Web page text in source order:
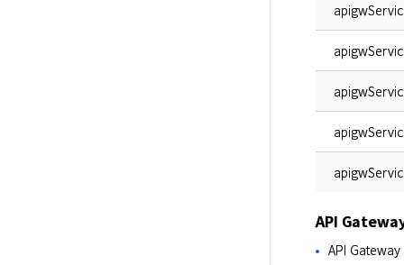
API
API Gateway